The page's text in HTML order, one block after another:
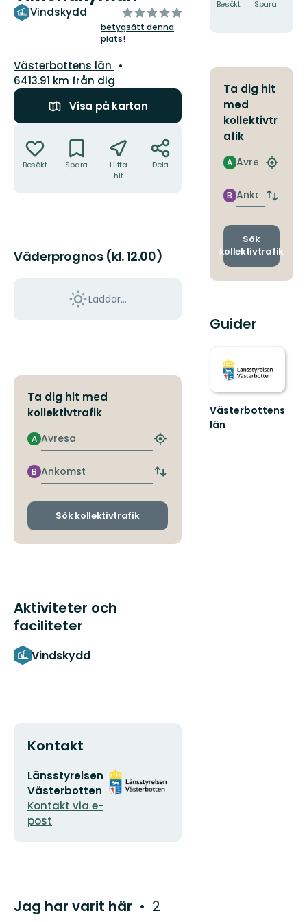
Vindskydd
av
5
stjärnor
betygsätt denna
plats!
Län:
Västerbottens län
6413.91 km från dig
Visa på kartan
Besökt Spara
Hitta
hit
Dela
Väderprognos (kl. 12.00)
Laddar...
Ta dig hit med
kollektivtrafik
Avresa
A
Hitta
hållplats
Ankomst
B
Byt
och
Sök kollektivtrafik
Aktiviteter och
faciliteter
Vindskydd
Kontakt
E-
postadress
Länsstyrelsen
Västerbotten
Kontakt via e-
post
Organisationens
logotyp
Jag har varit här 2
Besökt Spara
Ta dig hit
med
kollektivtr
afik
Avresa
A
Hitta
Ankomst
B
Byt
och
Sök
kollektivtrafik
Guider
Västerbottens
län